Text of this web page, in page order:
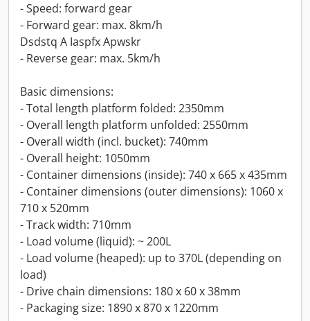
- Speed: forward gear
- Forward gear: max. 8km/h
Dsdstq A Iaspfx Apwskr
- Reverse gear: max. 5km/h
Basic dimensions:
- Total length platform folded: 2350mm
- Overall length platform unfolded: 2550mm
- Overall width (incl. bucket): 740mm
- Overall height: 1050mm
- Container dimensions (inside): 740 x 665 x 435mm
- Container dimensions (outer dimensions): 1060 x
710 x 520mm
- Track width: 710mm
- Load volume (liquid): ~ 200L
- Load volume (heaped): up to 370L (depending on
load)
- Drive chain dimensions: 180 x 60 x 38mm
- Packaging size: 1890 x 870 x 1220mm